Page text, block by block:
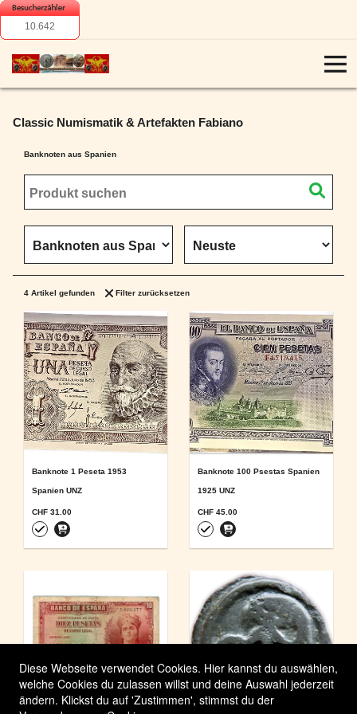
10.642
Classic Numismatik & Artefakten Fabiano
Banknoten aus Spanien
4 Artikel gefunden Filter zurücksetzen
Banknote 1 Peseta 1953
Spanien UNZ
CHF 31.00
Banknote 100 Psestas Spanien
1925 UNZ
CHF 45.00
Diese Webseite verwendet Cookies. Hier kannst du auswählen,
welche Cookies du zulassen willst und deine Auswahl jederzeit
ändern. Klickst du auf 'Zustimmen', stimmst du der